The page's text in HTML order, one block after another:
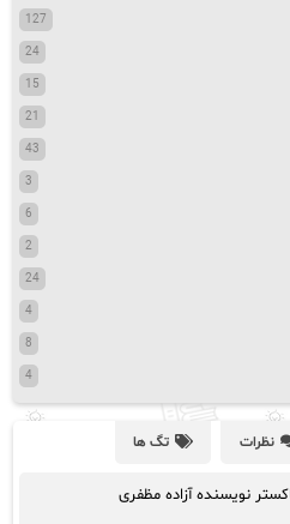
127
24
15
21
43
3
6
2
24
4
8
4
نظرات تگ ها
نویسنده آزاده مظفری